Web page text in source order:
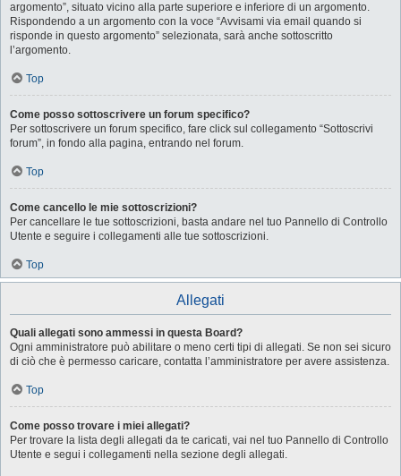
argomento”, situato vicino alla parte superiore e inferiore di un argomento.
Rispondendo a un argomento con la voce “Avvisami via email quando si
risponde in questo argomento” selezionata, sarà anche sottoscritto
l’argomento.
Top
Come posso sottoscrivere un forum specifico?
Per sottoscrivere un forum specifico, fare click sul collegamento “Sottoscrivi
forum”, in fondo alla pagina, entrando nel forum.
Top
Come cancello le mie sottoscrizioni?
Per cancellare le tue sottoscrizioni, basta andare nel tuo Pannello di Controllo
Utente e seguire i collegamenti alle tue sottoscrizioni.
Top
Allegati
Quali allegati sono ammessi in questa Board?
Ogni amministratore può abilitare o meno certi tipi di allegati. Se non sei sicuro
di ciò che è permesso caricare, contatta l’amministratore per avere assistenza.
Top
Come posso trovare i miei allegati?
Per trovare la lista degli allegati da te caricati, vai nel tuo Pannello di Controllo
Utente e segui i collegamenti nella sezione degli allegati.